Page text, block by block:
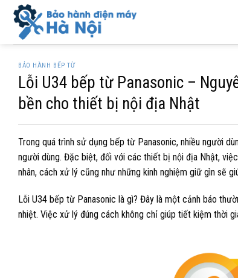
Skip
content
BẢO HÀNH BẾP TỪ
Lỗi U34 bếp từ Panasonic –
bền cho thiết bị nội địa Nhật
Trong quá trình sử dụng bếp từ Panasonic, nhiều người
người dùng. Đặc biệt, đối với các thiết bị nội địa Nhật,
nhân, cách xử lý cũng như những kinh nghiệm giữ gìn sẽ
Lỗi U34 bếp từ Panasonic là gì? Đây là một cảnh báo
nhiệt. Việc xử lý đúng cách không chỉ giúp tiết kiệm thời